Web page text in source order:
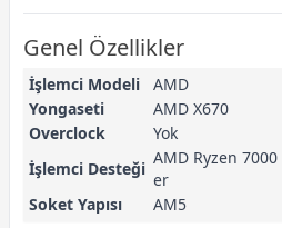
Genel Özellikler
İşlemci Modeli
AMD
Yongaseti
AMD X670
Overclock
Yok
İşlemci Desteği
AMD Ryzen
er
Soket Yapısı
AM5